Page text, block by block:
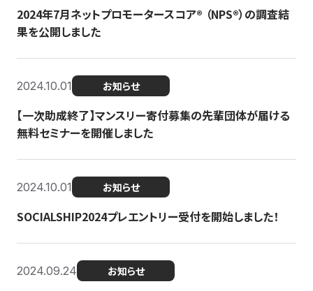
2024年7月ネットプロモータースコア®︎ （NPS®︎）の調査結
果を公開しました
2024.10.01 お知らせ
【一次助成終了】マンスリー寄付募集の先輩団体が届ける
無料セミナーを開催しました
2024.10.01 お知らせ
SOCIALSHIP2024プレエントリー受付を開始しました！
2024.09.24 お知らせ